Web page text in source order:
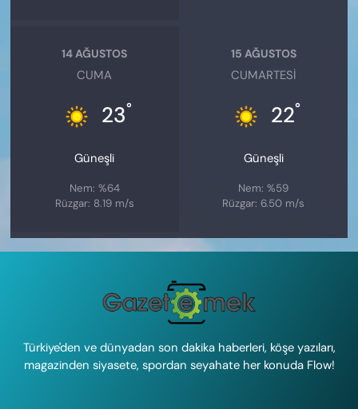
14 AĞUSTOS
CUMA
23°
Güneşli
Nem: %64
Rüzgar: 8.19 m/s
15 AĞUSTOS
CUMARTESI
22°
Güneşli
Nem: %59
Rüzgar: 6.50 m/s
Türkiye'den ve dünyadan son dakika haberleri, köşe yazıları,
magazinden siyasete, spordan seyahate her konuda Flow!